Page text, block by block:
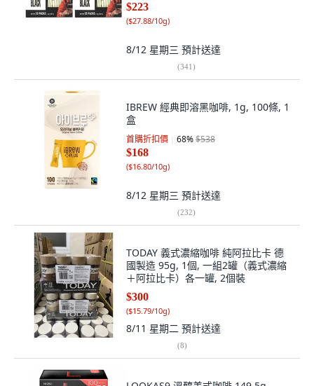
$223
($27.88/10g)
8/12 星期三 預計送達
(341)
IBREW 經典即溶黑咖啡, 1g, 100條, 1
盒
首購折扣價 68%$538
$168
($16.80/10g)
8/12 星期三 預計送達
(232)
TODAY 義式濃縮咖啡 純阿拉比卡 德
國製造 95g, 1個, 一組2罐（義式濃縮
＋阿拉比卡）各一罐, 2個裝
$300
($15.79/10g)
8/11 星期二 預計送達
(8)